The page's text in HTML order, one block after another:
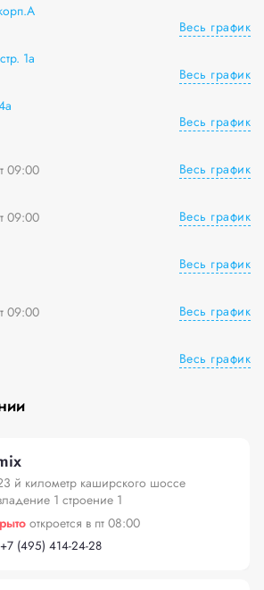
Весь график
1а
Весь график
Весь график
09:00
Весь график
09:00
Весь график
Весь график
09:00
Весь график
Весь график
й километр каширского шоссе
1 строение 1
откроется в пт 08:00
+7 (495) 414-24-28